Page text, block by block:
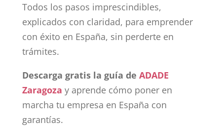
Todos los pasos imprescindibles,
explicados con claridad, para emprender
con éxito en España, sin perderte en
trámites.
Descarga gratis la guía de ADADE
Zaragoza y aprende cómo poner en
marcha tu empresa en España con
garantías.